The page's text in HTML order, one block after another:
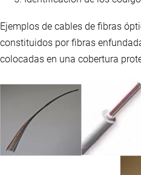
Ejemplos de cables de fibras
constituidos por fibras
colocadas en una cobertura